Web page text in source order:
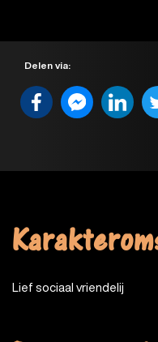
Delen via:
Lief sociaal vriendelij